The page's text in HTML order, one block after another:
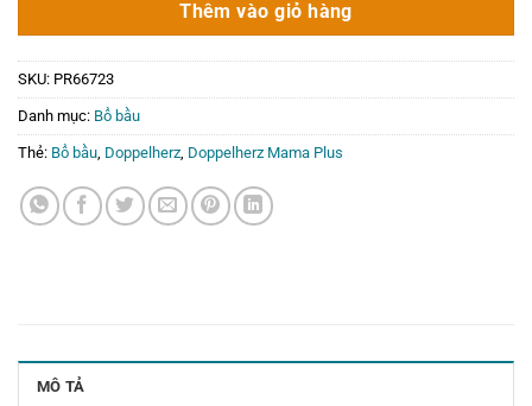
Thêm vào giỏ hàng
SKU: PR66723
Danh mục: Bổ bầu
Thẻ: Bổ bầu, Doppelherz, Doppelherz Mama Plus
MÔ TẢ